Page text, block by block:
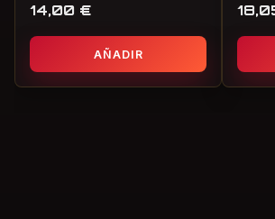
14,00 €
AÑADIR